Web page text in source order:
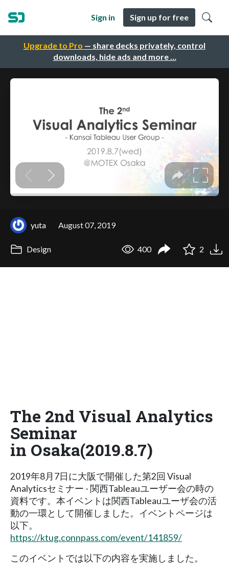
Upgrade to Pro — share decks privately, control
downloads, hide ads and more …
Sign in Sign up for free
yuta August 07, 2019
Design 400 2
The 2nd Visual Analytics
Seminar
in Osaka(2019.8.7)
2019年8月7日に大阪で開催した第2回 Visual
Analyticsセミナー - 関西Tableauユーザー会の時の
資料です。本イベントは関西Tableauユーザ会の活
動の一環として開催しました。イベントページは
以下。
https://ktug.connpass.com/event/141859/
このイベントでは以下の内容を実施しました。